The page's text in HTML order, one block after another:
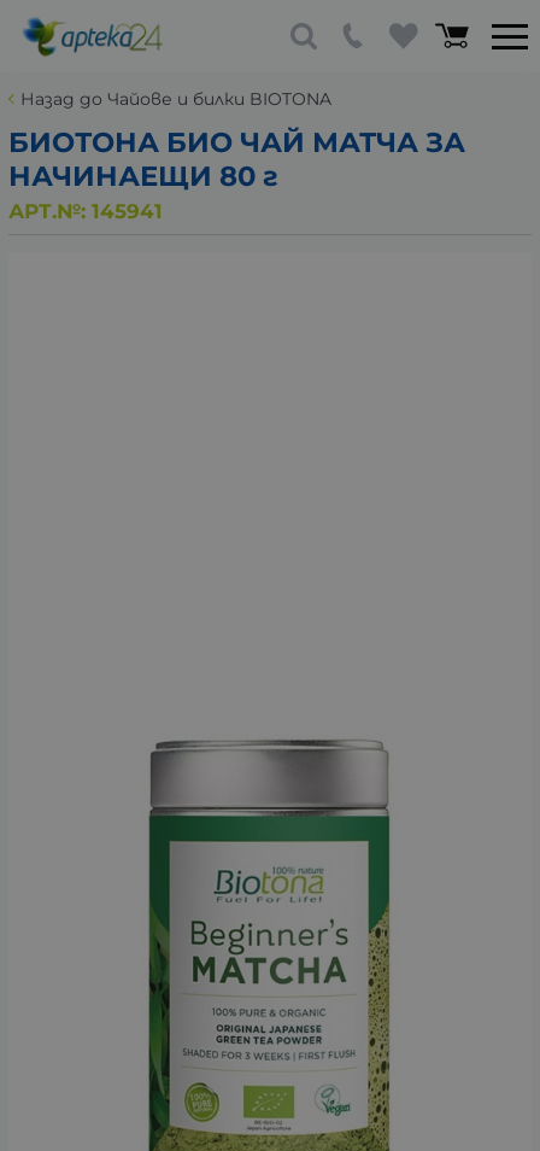
Назад до Чайове и билки BIOTONA
БИОТОНА БИО ЧАЙ МАТЧА ЗА
НАЧИНАЕЩИ 80 г
АРТ.№: 145941